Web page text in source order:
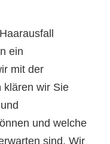
ein
mit der
klären wir Sie
und welche
sind. Wir